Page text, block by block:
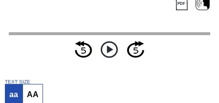
TEXT SIZE
aa AA